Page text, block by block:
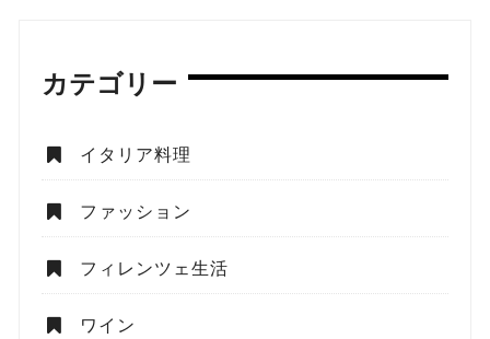
カテゴリー
イタリア料理
ファッション
フィレンツェ生活
ワイン